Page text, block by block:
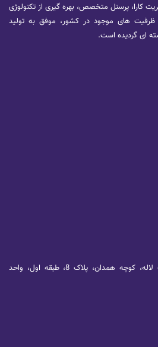
کارا، پرسنل متخصص، بهره گیری از تکنولوژی
ظرفیت های موجود در کشور، موفق به تولید
ای گردیده است.
تهران، کارگرشمالی، روبروی پارک لاله، کوچه همدان، پلاک 8، طبقه اول، واحد